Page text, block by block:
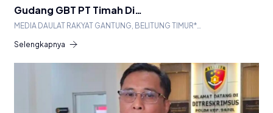
Gudang GBT PT Timah Di…
MEDIA DAULAT RAKYAT GANTUNG, BELITUNG TIMUR*…
Selengkapnya